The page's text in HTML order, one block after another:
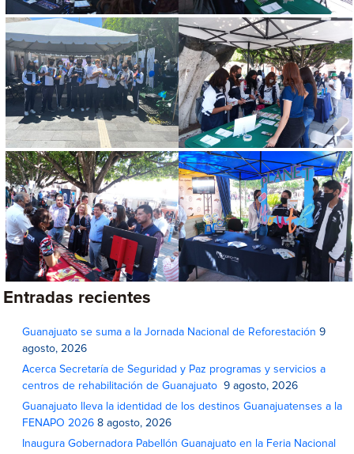
Entradas recientes
Guanajuato se suma a la Jornada Nacional de Reforestación 9
agosto, 2026
Acerca Secretaría de Seguridad y Paz programas y servicios a
centros de rehabilitación de Guanajuato
9 agosto, 2026
Guanajuato lleva la identidad de los destinos Guanajuatenses a la
FENAPO 2026 8 agosto, 2026
Inaugura Gobernadora Pabellón Guanajuato en la Feria Nacional